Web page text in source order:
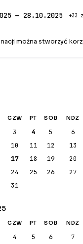
— 28.10.2025 +33
można stworzyć
CZW PT SOB NDZ
3 4 5
6
10 11 12
13
17 18 19
20
24 25 26
27
31
CZW PT SOB NDZ
4 5 6
7